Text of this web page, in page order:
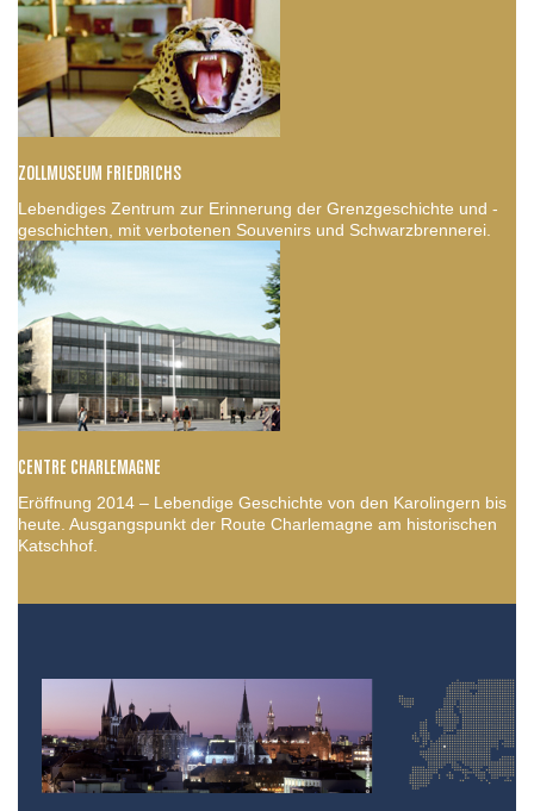
ZOLLMUSEUM FRIEDRICHS
Lebendiges Zentrum zur Erinnerung der Grenzgeschichte und -
geschichten, mit verbotenen Souvenirs und Schwarzbrennerei.
CENTRE CHARLEMAGNE
Eröffnung 2014 – Lebendige Geschichte von den Karolingern bis
heute. Ausgangspunkt der Route Charlemagne am historischen
Katschhof.